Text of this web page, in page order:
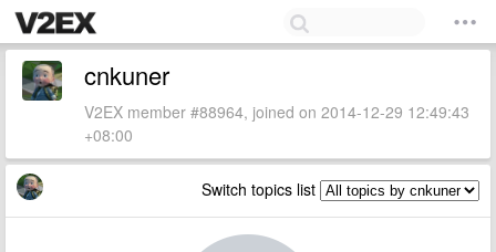
cnkuner
V2EX member #88964, joined on 2014-12-29 12:49:43
+08:00
Switch topics list